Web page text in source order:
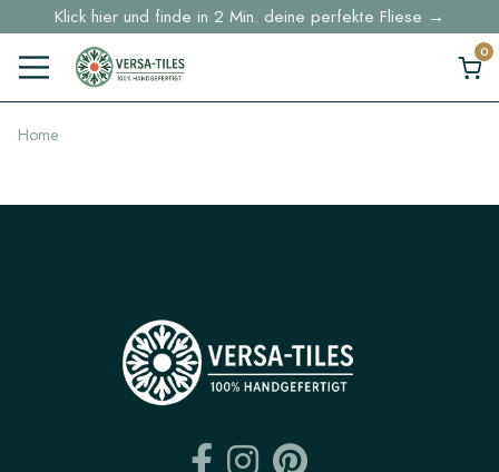
Klick hier und finde in 2 Min. deine perfekte Fliese →
Musterbestellungen ab 30 € Kostenloser DHL-Versand
Lagerartikel werden innerhalb von 5 Werktagen geliefert
Home